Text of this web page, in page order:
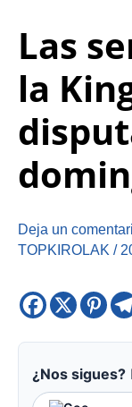
Las
la
Deja un
TOPKIROLAK /
¿Nos sigues?